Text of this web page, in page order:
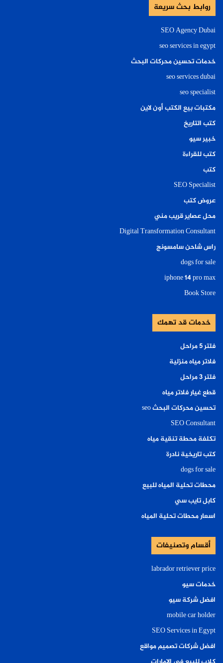
روابط بحث سريعة
SEO Agency Dubai
seo services in egypt
خدمات تحسين محركات البحث
seo services dubai
seo specialist
مكتبات بيع الكتب أون لاين
كتب التاريخ
خبير سيو
كتب للقراءة
كتب
SEO Specialist
عروض كتب
محل عصاير قريب مني
Digital Transformation Consultant
راس شاحن سامسونج
dogs for sale
iphone 14 pro max
Book Store
خدمات قد تهمك
فلتر ٥ مراحل
فلاتر مياه منزلية
فلتر ٣ مراحل
قطع غيار فلاتر مياه
تحسين محركات البحث seo
SEO Consultant
تكلفة محطة تنقية مياه
كتب تاريخية نادرة
dogs for sale
محطات تحلية المياه للبيع
كابل تايب سي
اسعار محطات تحلية المياه
أقسام وتصنيفات
labrador retriever price
خدمات سيو
افضل شركة سيو
mobile car holder
SEO Services in Egypt
افضل شركات تصميم مواقع